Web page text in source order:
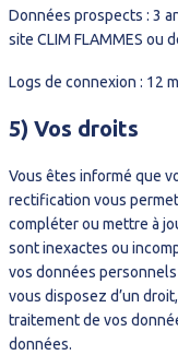
Données prospects : 3
site CLIM FLAMMES ou
Logs de connexion : 12
5) Vos droits
Vous êtes informé que
rectification vous
compléter ou mettre à
sont inexactes ou
vos données
vous disposez d’un
traitement de vos
données.